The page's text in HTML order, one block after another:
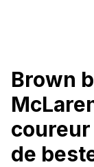
Brown
de